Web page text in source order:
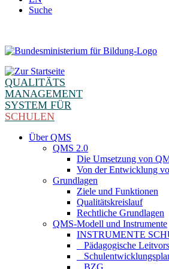
Suche
QUALITÄTS
MANAGEMENT
SYSTEM FÜR
SCHULEN
Über QMS
QMS 2.0
Die Umsetzung von
Von der Entwicklung
Grundlagen
Ziele und Funktionen
Qualitätskreislauf
Rechtliche Grundlagen
QMS-Modell und Instrumente
INSTRUMENTE
_ Pädagogische
_
_ BZG